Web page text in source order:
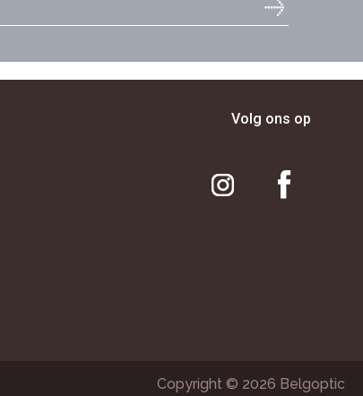
Volg ons op
Copyright © 2026 Belgoptic